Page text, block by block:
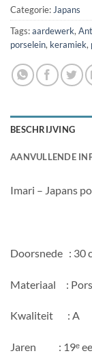
Categorie: Japans
Tags:aardewerk,
porselein, keramiek,
BESCHRIJVING
AANVULLENDE
Imari – Japans
Doorsnede : 30
Materiaal :
Kwaliteit : A
Jaren : 19ᵉ